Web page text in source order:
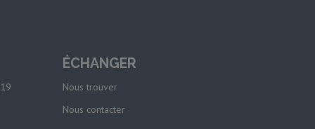
ÉCHANGER
Nous trouver
Nous contacter